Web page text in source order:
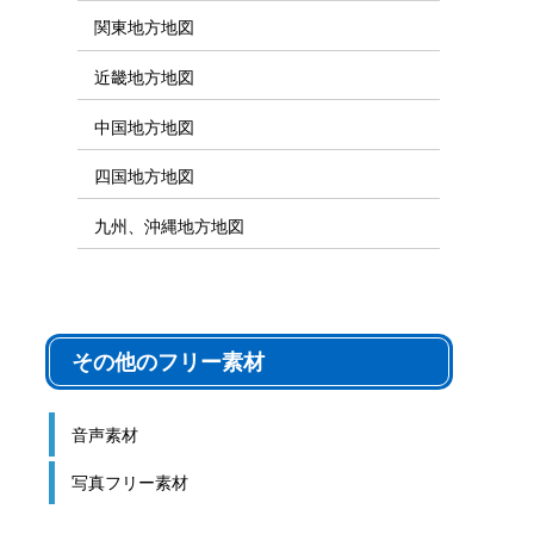
関東地方地図
近畿地方地図
中国地方地図
四国地方地図
九州、沖縄地方地図
その他のフリー素材
音声素材
写真フリー素材